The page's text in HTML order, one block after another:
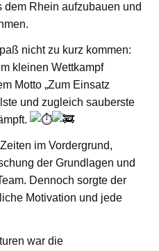
Rhein aufzubauen und
nicht zu kurz kommen:
kleinen Wettkampf
Motto „Zum Einsatz
und zugleich sauberste
im Vordergrund,
der Grundlagen und
Dennoch sorgte der
Motivation und jede
war die